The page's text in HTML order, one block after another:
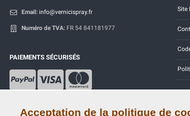
Email: info@vernicispray.fr
Numéro de TVA: FR 54 841181977
PAIEMENTS SÉCURISÉS
Site
Acceptation de la politique de